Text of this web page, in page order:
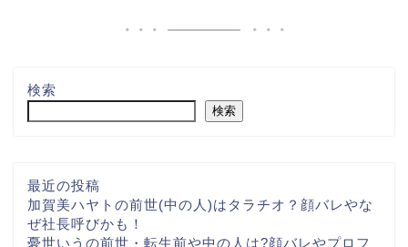
検索
検索
最近の投稿
加賀美ハヤトの前世(中の人)はタラチオ？顔バレやな
ぜ社長呼びかも！
憂世いうの前世・転生前や中の人は?顔バレやプロフ